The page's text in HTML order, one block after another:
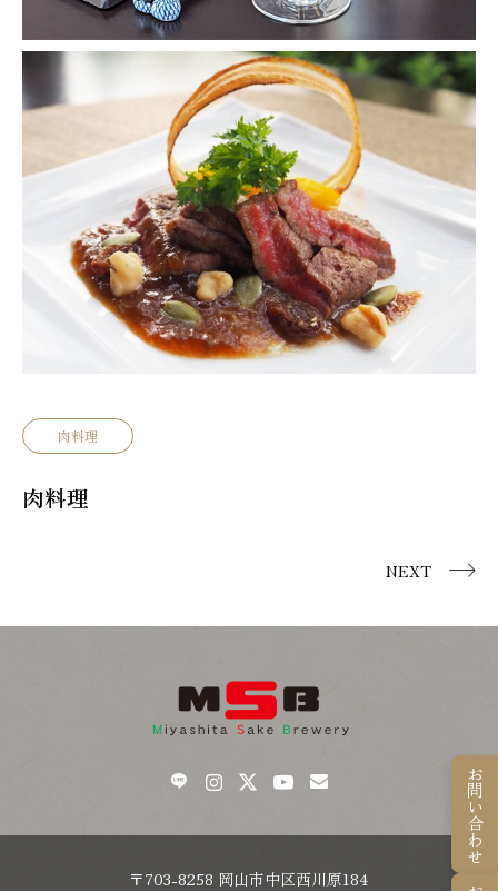
肉料理
肉料理
NEXT
〒703-8258 岡山市中区西川原184
お問い合わせ